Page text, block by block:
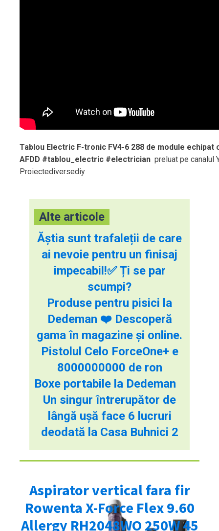
Tablou Electric F-tronic FV4-6 288 de module echipat
AFDD #tablou_electric #electrician preluat pe canalul
Proiectediversediy
Alte articole
Ăștia sunt trafaleții de care
ai nevoie pentru un finisaj
impecabil!✅ Ți se par
scumpi?
Produse pentru pisici la
Dedeman ❤️ Descoperă
gama în magazine și online.
Pistolul Celo ForceOne+ e
8000000000 de ron
Boxe portabile la Dedeman
Un singur întrerupător de
lângă ușă face 6 lucruri
deodată la Casa Buhnici 2